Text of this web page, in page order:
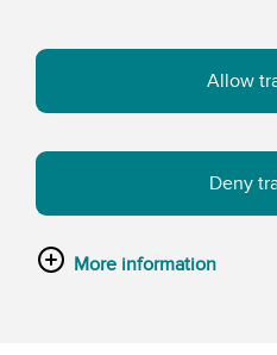
Allow
Deny
More information